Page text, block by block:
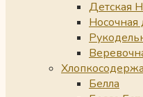
Детская
Носочная
Белла